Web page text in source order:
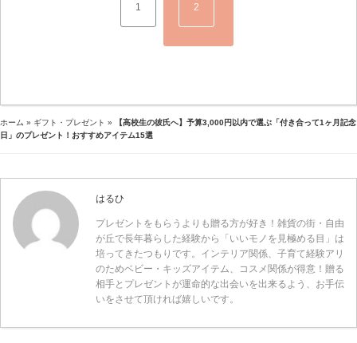
1 2
ホーム » ギフト・プレゼント »
【高校生の彼氏へ】予算3,000円以内で選ぶ「付き合って1ヶ月記念
日」のプレゼント！おすすめアイテム15選
はるひ
プレゼントをもらうよりも贈る方が好き！雑貨の街・自由
が丘で長年暮らした経験から「いいモノを見極める目」は
培ってきたつもりです。インテリア関係、子育て経験アリ
のためベビー・キッズアイテム、コスメ関係が得意！贈る
相手とプレゼントが運命的な出会いを出来るよう、お手伝
いをさせて頂ければ嬉しいです。